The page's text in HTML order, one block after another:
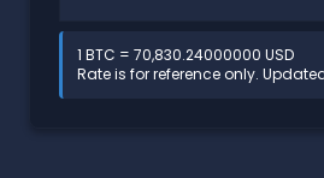
1 BTC = 70,830.24000000 USD
Rate is for reference only.